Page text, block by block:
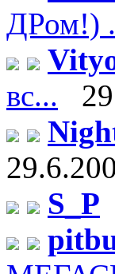
ДРом!)
вс...
S_P